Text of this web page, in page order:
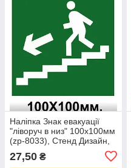
Наліпка Знак евакуації
"ліворуч в низ" 100х100мм
(zp-8033), Стенд Дизайн,
27,50 ₴